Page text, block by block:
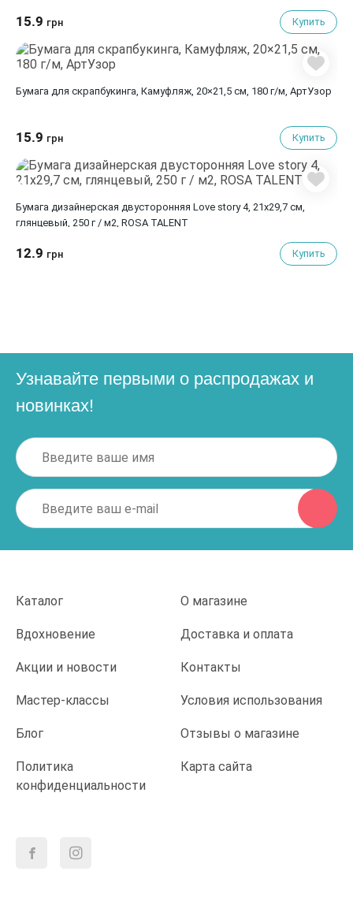
15.9 грн Купить
Бумага для скрапбукинга, Камуфляж, 20×21,5 см, 180 г/м, АртУзор
15.9 грн Купить
Бумага дизайнерская двусторонняя Love story 4, 21х29,7 см,
глянцевый, 250 г / м2, ROSA TALENT
12.9 грн Купить
Узнавайте первыми о распродажах и
новинках!
Каталог О магазине
Вдохновение Доставка и оплата
Акции и новости Контакты
Мастер-классы Условия использования
Блог Отзывы о магазине
Политика
конфиденциальности
Карта сайта